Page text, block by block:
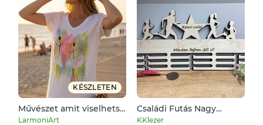
KÉSZLETEN
Művészet amit viselhetsz.
Szabad kézzel festett női
LarmoniArt
Családi Futás Nagy
Éremtartó 60 x 31 cm
KKlezer